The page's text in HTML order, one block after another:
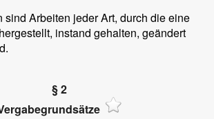
sind Arbeiten jeder Art, durch die eine
instand gehalten, geändert
§ 2